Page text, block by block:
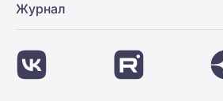
Журнал